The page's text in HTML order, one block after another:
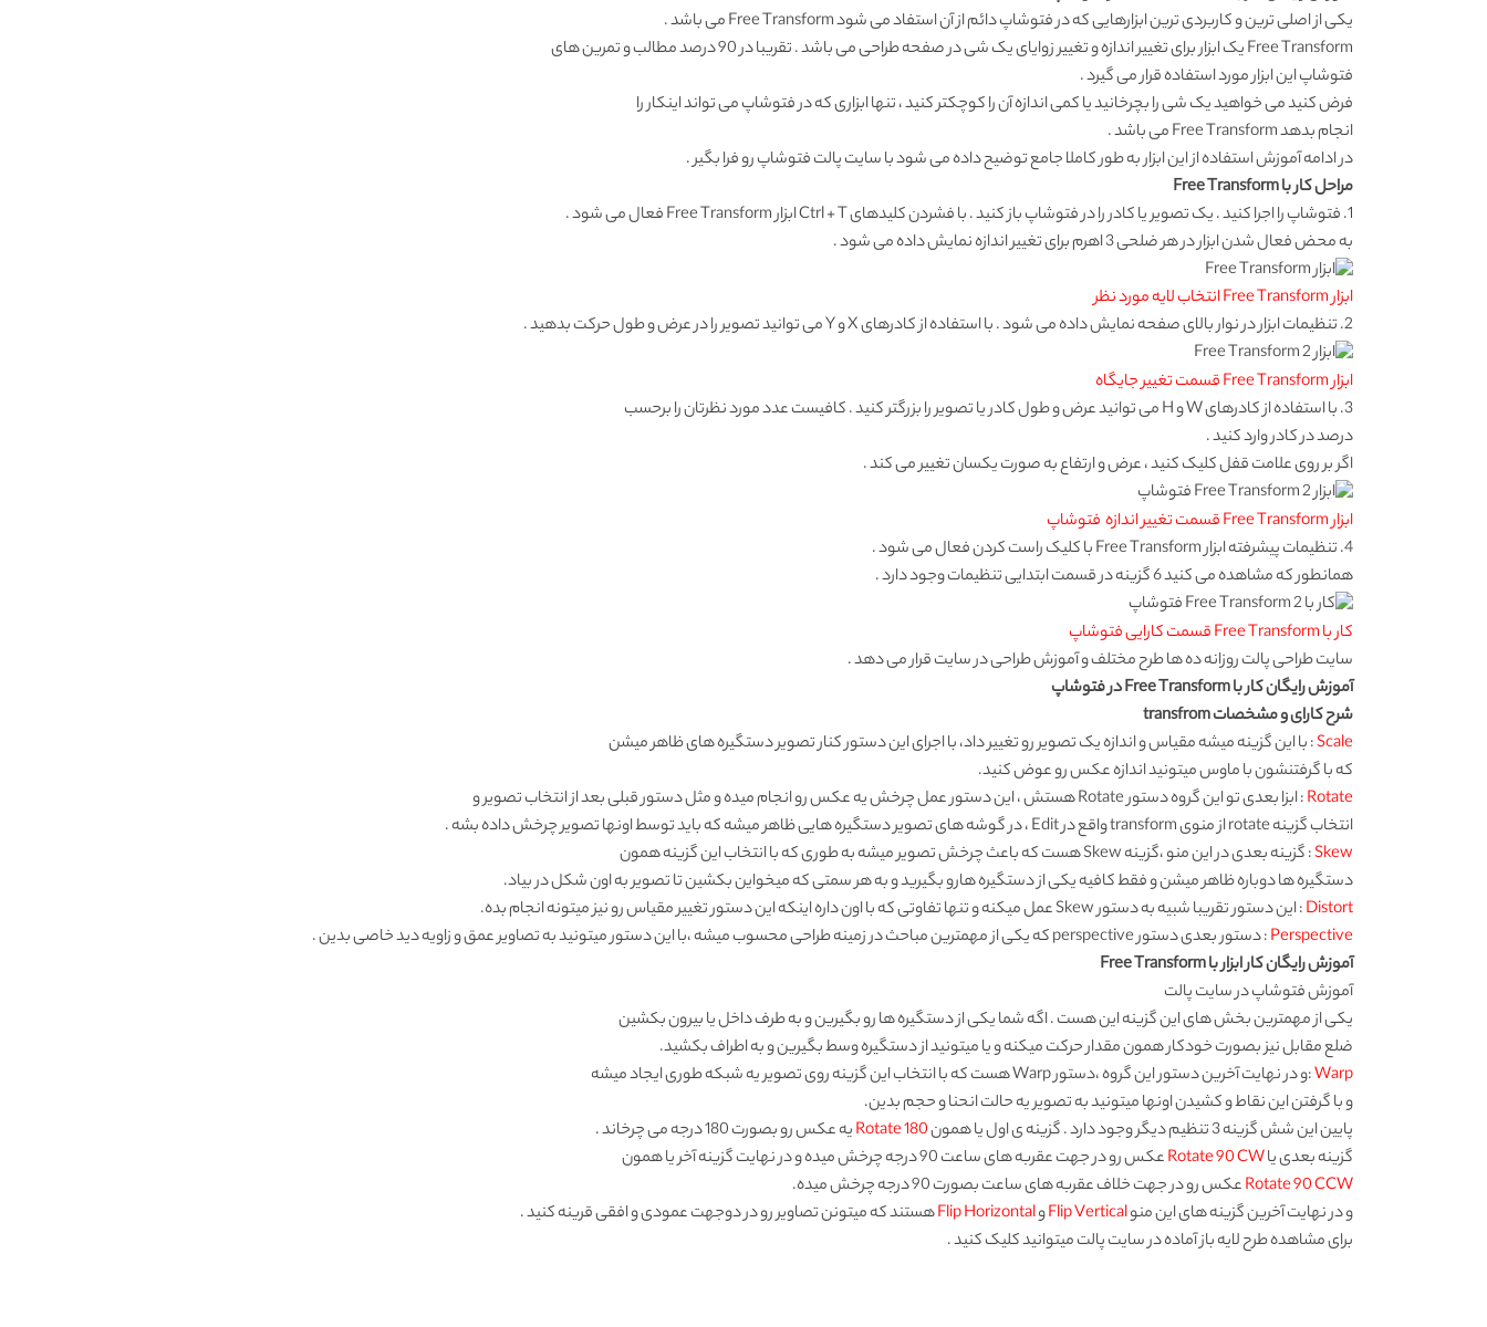
یکی از اصلی ترین و کاربردی ترین ابزارهایی که در فتوشاپ دائم از آن استفاد می شود Free Transform می باشد .
Free Transform یک ابزار برای تغییر اندازه و تغییر زوایای یک شی در صفحه طراحی می باشد . تقریبا در 90 درصد مطالب و تمرین های
فتوشاپ این ابزار مورد استفاده قرار می گیرد .
فرض کنید می خواهید یک شی را بچرخانید یا کمی اندازه آن را کوچکتر کنید ، تنها ابزاری که در فتوشاپ می تواند اینکار را
انجام بدهد Free Transform می باشد .
در ادامه آموزش استفاده از این ابزار به طور کاملا جامع توضیح داده می شود با سایت پالت فتوشاپ رو فرا بگیر .
مراحل کار با Free Transform
1. فتوشاپ را اجرا کنید . یک تصویر یا کادر را در فتوشاپ باز کنید . با فشردن کلیدهای Ctrl + T ابزار Free Transform فعال می شود .
به محض فعال شدن ابزار در هر ضلحی 3 اهرم برای تغییر اندازه نمایش داده می شود .
ابزار Free Transform انتخاب لایه مورد نظر
2. تنظیمات ابزار در نوار بالای صفحه نمایش داده می شود . با استفاده از کادرهای X و Y می توانید تصویر را در عرض و طول حرکت بدهید .
ابزار Free Transform قسمت تغییر جایگاه
3. با استفاده از کادرهای W و H می توانید عرض و طول کادر یا تصویر را بزرگتر کنید . کافیست عدد مورد نظرتان را برحسب
درصد در کادر وارد کنید .
اگر بر روی علامت قفل کلیک کنید ، عرض و ارتفاع به صورت یکسان تغییر می کند .
ابزار Free Transform قسمت تغییر اندازه فتوشاپ
4. تنظیمات پیشرفته ابزار Free Transform با کلیک راست کردن فعال می شود .
همانطور که مشاهده می کنید 6 گزینه در قسمت ابتدایی تنظیمات وجود دارد .
کار با Free Transform قسمت کارایی فتوشاپ
سایت طراحیپالت روزانه ده ها طرح مختلف و آموزش طراحی در سایت قرار می دهد .
آموزش رایگان کار با Free Transform در فتوشاپ
شرح کارای و مشخصات transfrom
Scale: با این گزینه میشه مقیاس و اندازه یک تصویر رو تغییر داد، با اجرای این دستور کنار تصویر دستگیره های ظاهر میشن
که با گرفتنشون با ماوس میتونید اندازه عکس رو عوض کنید.
Rotate: ابزا بعدی تو این گروه دستور Rotate هستش ، این دستور عمل چرخش یه عکس رو انجام میده و مثل دستور قبلی بعد از انتخاب تصویر و
انتخاب گزینه rotate از منوی transform واقع در Edit ، در گوشه های تصویر دستگیره هایی ظاهر میشه که باید توسط اونها تصویر چرخش داده بشه .
Skew: گزینه بعدی در این منو ،گزینه Skew هست که باعث چرخش تصویر میشه به طوری که با انتخاب این گزینه همون
دستگیره ها دوباره ظاهر میشن و فقط کافیه یکی از دستگیره هارو بگیرید و به هر سمتی که میخواین بکشین تا تصویر به اون شکل در بیاد.
Distort: این دستور تقریبا شبیه به دستور Skew عمل میکنه و تنها تفاوتی که با اون داره اینکه این دستور تغییر مقیاس رو نیز میتونه انجام بده.
Perspective: دستور بعدی دستور perspective که یکی از مهمترین مباحث در زمینه طراحی محسوب میشه ،با این دستور میتونید به تصاویر عمق و زاویه دید خاصی بدین .
آموزش رایگان کار ابزار با Free Transform
آموزش فتوشاپدر سایت پالت
یکی از مهمترین بخش های این گزینه این هست . اگه شما یکی از دستگیره ها رو بگیرین و به طرف داخل یا بیرون بکشین
ضلع مقابل نیز بصورت خودکار همون مقدار حرکت میکنه و یا میتونید از دستگیره وسط بگیرین و به اطراف بکشید.
Warp:و در نهایت آخرین دستور این گروه ،دستور Warp هست که با انتخاب این گزینه روی تصویر یه شبکه طوری ایجاد میشه
و با گرفتن این نقاط و کشیدن اونها میتونید به تصویر یه حالت انحنا و حجم بدین.
پایین این شش گزینه 3 تنظیم دیگر وجود دارد . گزینه ی اول یا همون
Rotate 180یه عکس رو بصورت 180 درجه می چرخاند .
گزینه بعدی یاRotate 90 CWعکس رو در جهت عقربه های ساعت 90 درجه چرخش میده و در نهایت گزینه آخر یا همون
Rotate 90 CCWعکس رو در جهت خلاف عقربه های ساعت بصورت 90 درجه چرخش میده.
و در نهایت آخرین گزینه های این منوFlip VerticalوFlip Horizontalهستند که میتونن تصاویر رو در دوجهت عمودی و افقی قرینه کنید .
برای مشاهدهطرح لایه بازآماده در سایت پالت میتوانید کلیک کنید .